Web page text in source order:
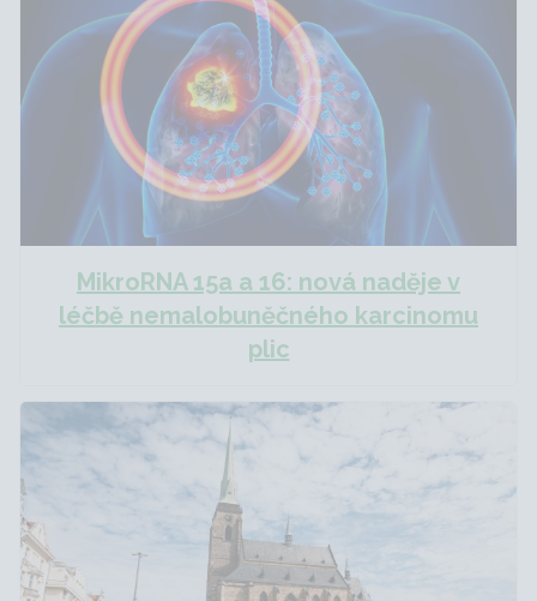
MikroRNA 15a a 16: nová naděje v
léčbě nemalobuněčného karcinomu
plic